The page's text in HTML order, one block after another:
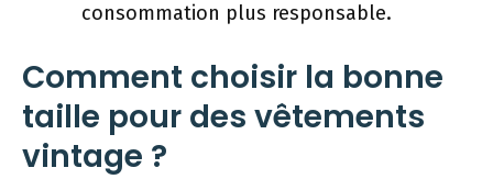
consommation plus responsable.
Comment choisir la bonne
taille pour des vêtements
vintage ?